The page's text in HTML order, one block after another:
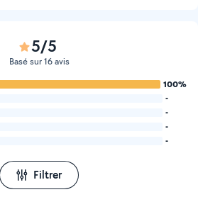
5/5
Basé sur 16 avis
100%
-
-
-
-
Filtrer